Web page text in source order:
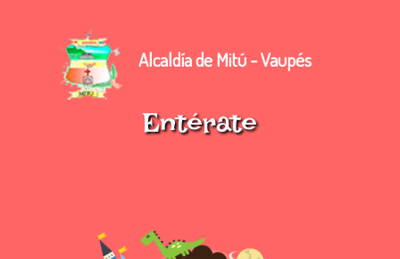
Alcaldía de Mitú - Vaupés
Entérate